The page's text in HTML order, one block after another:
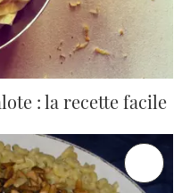
: la recette facile